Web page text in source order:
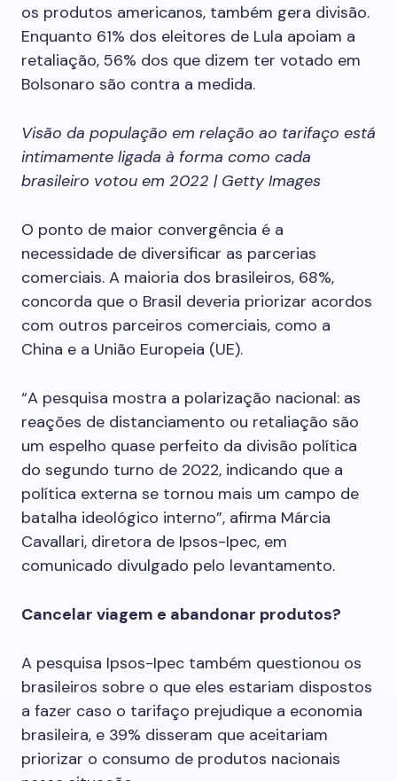
os produtos americanos, também gera divisão.
Enquanto 61% dos eleitores de Lula apoiam a
retaliação, 56% dos que dizem ter votado em
Bolsonaro são contra a medida.
Visão da população em relação ao tarifaço está
intimamente ligada à forma como cada
brasileiro votou em 2022 | Getty Images
O ponto de maior convergência é a
necessidade de diversificar as parcerias
comerciais. A maioria dos brasileiros, 68%,
concorda que o Brasil deveria priorizar acordos
com outros parceiros comerciais, como a
China e a União Europeia (UE).
“A pesquisa mostra a polarização nacional: as
reações de distanciamento ou retaliação são
um espelho quase perfeito da divisão política
do segundo turno de 2022, indicando que a
política externa se tornou mais um campo de
batalha ideológico interno”, afirma Márcia
Cavallari, diretora de Ipsos-Ipec, em
comunicado divulgado pelo levantamento.
Cancelar viagem e abandonar produtos?
A pesquisa Ipsos-Ipec também questionou os
brasileiros sobre o que eles estariam dispostos
a fazer caso o tarifaço prejudique a economia
brasileira, e 39% disseram que aceitariam
priorizar o consumo de produtos nacionais